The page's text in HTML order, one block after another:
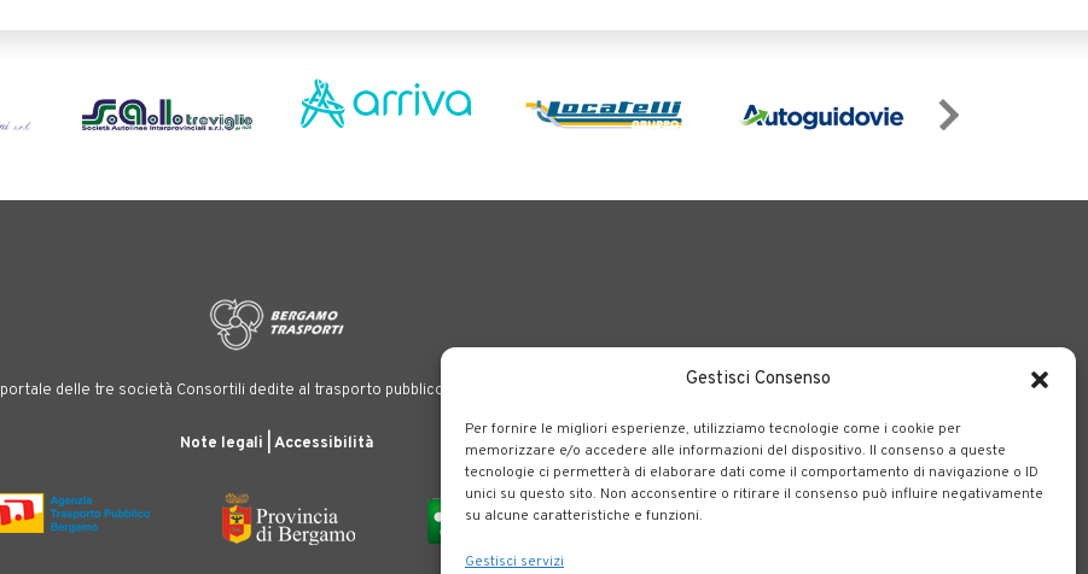
Gestisci Consenso
Per fornire le migliori esperienze, utilizziamo tecnologie come i cookie per
memorizzare e/o accedere alle informazioni del dispositivo. Il consenso a queste
tecnologie ci permetterà di elaborare dati come il comportamento di navigazione o ID
unici su questo sito. Non acconsentire o ritirare il consenso può influire negativamente
su alcune caratteristiche e funzioni.
Gestisci servizi
portale delle tre società Consortili dedite al trasporto pubblico locale su tutto il territorio bergamasco.
Note legali Accessibilità